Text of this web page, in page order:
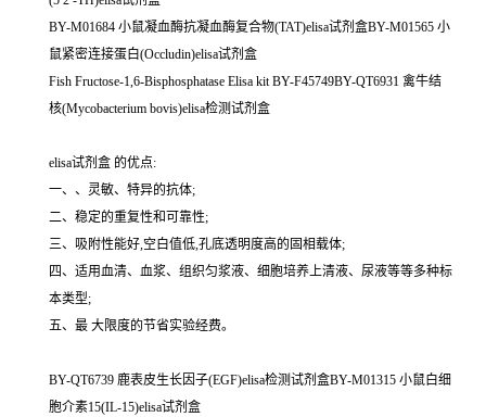
BY-M01684 小鼠凝血酶抗凝血酶复合物(TAT)elisa试剂盒BY-M01565 小
鼠紧密连接蛋白(Occludin)elisa试剂盒
Fish Fructose-1,6-Bisphosphatase Elisa kit BY-F45749BY-QT6931 禽牛结
核(Mycobacterium bovis)elisa检测试剂盒
elisa试剂盒 的优点:
一、、灵敏、特异的抗体;
二、稳定的重复性和可靠性;
三、吸附性能好,空白值低,孔底透明度高的固相载体;
四、适用血清、血浆、组织匀浆液、细胞培养上清液、尿液等等多种标
本类型;
五、最 大限度的节省实验经费。
BY-QT6739 鹿表皮生长因子(EGF)elisa检测试剂盒BY-M01315 小鼠白细
胞介素15(IL-15)elisa试剂盒